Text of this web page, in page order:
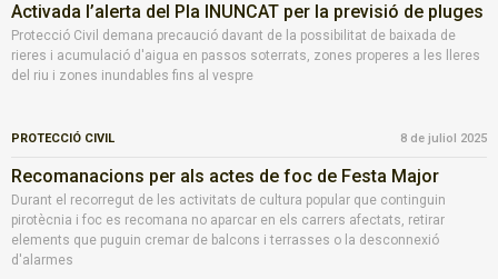
Activada l’alerta del Pla INUNCAT per la previsió de pluges
Protecció Civil demana precaució davant de la possibilitat de baixada de
rieres i acumulació d'aigua en passos soterrats, zones properes a les lleres
del riu i zones inundables fins al vespre
PROTECCIÓ CIVIL 8 de juliol 2025
Recomanacions per als actes de foc de Festa Major
Durant el recorregut de les activitats de cultura popular que continguin
pirotècnia i foc es recomana no aparcar en els carrers afectats, retirar
elements que puguin cremar de balcons i terrasses o la desconnexió
d'alarmes